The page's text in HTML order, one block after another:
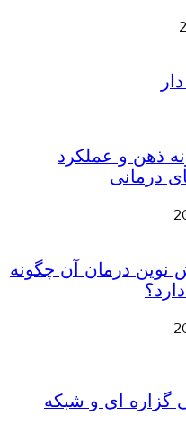
ذهن و عملکرد
درمانی
درمان آن چگونه
گزاره ای و شبکه